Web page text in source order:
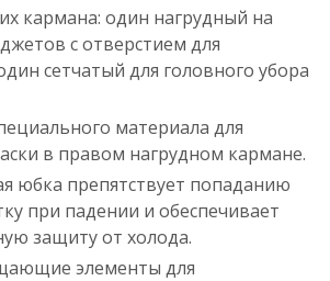
кармана: один нагрудный на
с отверстием для
сетчатый для головного убора
материала для
в правом нагрудном кармане.
юбка препятствует попаданию
при падении и обеспечивает
защиту от холода.
элементы для